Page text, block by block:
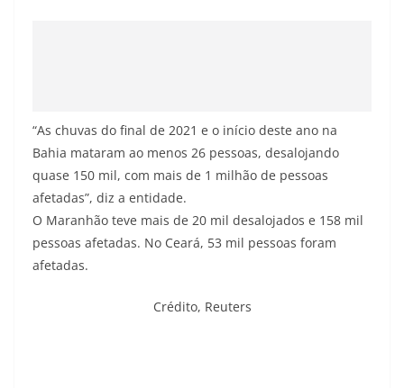
“As chuvas do final de 2021 e o início deste ano na
Bahia mataram ao menos 26 pessoas, desalojando
quase 150 mil, com mais de 1 milhão de pessoas
afetadas”, diz a entidade.
O Maranhão teve mais de 20 mil desalojados e 158 mil
pessoas afetadas. No Ceará, 53 mil pessoas foram
afetadas.
Crédito, Reuters